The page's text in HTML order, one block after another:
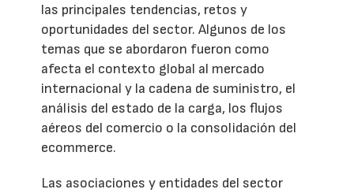
las principales tendencias, retos y
oportunidades del sector. Algunos de los
temas que se abordaron fueron como
afecta el contexto global al mercado
internacional y la cadena de suministro, el
análisis del estado de la carga, los flujos
aéreos del comercio o la consolidación del
ecommerce.
Las asociaciones y entidades del sector